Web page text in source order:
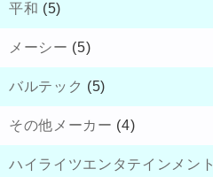
平和 (5)
メーシー (5)
バルテック (5)
その他メーカー (4)
ハイライツエンタテインメント